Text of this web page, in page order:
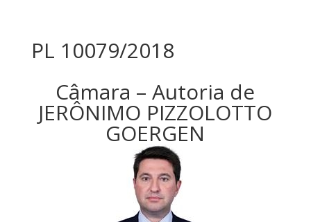
PL 10079/2018
Câmara – Autoria de
JERÔNIMO PIZZOLOTTO
GOERGEN